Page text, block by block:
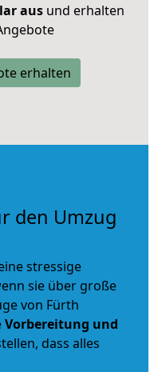
ausund erhalten
erhalten
den Umzug
stressige
sie über große
von Fürth
Vorbereitung und
dass alles